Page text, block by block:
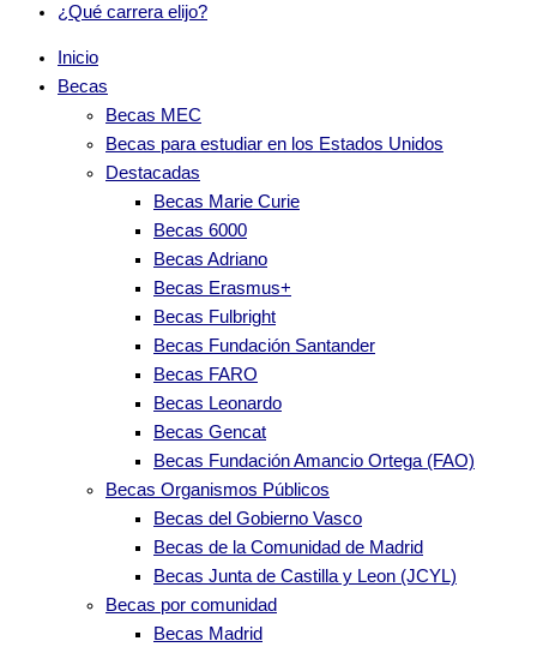
¿Qué carrera elijo?
Inicio
Becas
Becas MEC
Becas para estudiar en los Estados Unidos
Destacadas
Becas Marie Curie
Becas 6000
Becas Adriano
Becas Erasmus+
Becas Fulbright
Becas Fundación Santander
Becas FARO
Becas Leonardo
Becas Gencat
Becas Fundación Amancio Ortega (FAO)
Becas Organismos Públicos
Becas del Gobierno Vasco
Becas de la Comunidad de Madrid
Becas Junta de Castilla y Leon (JCYL)
Becas por comunidad
Becas Madrid